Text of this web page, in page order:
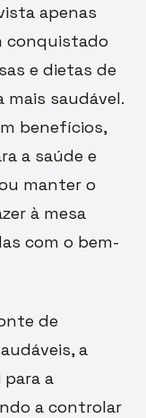
apenas
conquistado
e dietas de
saudável.
benefícios,
a saúde e
manter o
à mesa
com o bem-
de
a
a
a controlar